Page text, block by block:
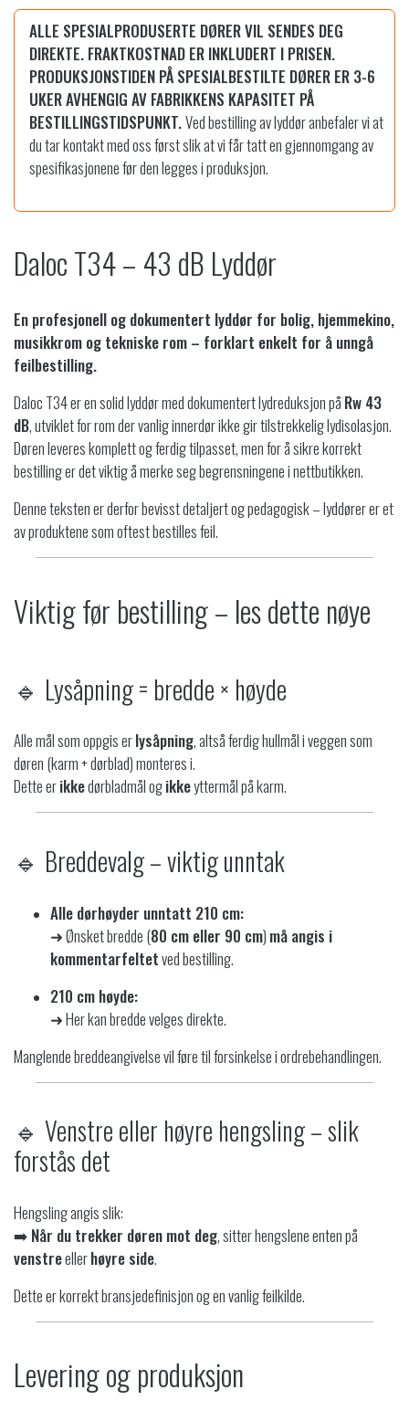
E
G
R
a
n
t
a
l
l
ALLE SPESIALPRODUSERTE DØRER VIL SENDES DEG
DIREKTE. FRAKTKOSTNAD ER INKLUDERT I PRISEN.
PRODUKSJONSTIDEN PÅ SPESIALBESTILTE DØRER ER 3-6
UKER AVHENGIG AV FABRIKKENS KAPASITET PÅ
BESTILLINGSTIDSPUNKT.Ved bestilling av lyddør anbefaler vi at
du tar kontakt med oss først slik at vi får tatt en gjennomgang av
spesifikasjonene før den legges i produksjon.
Daloc T34 – 43 dB Lyddør
En profesjonell og dokumentert lyddør for bolig, hjemmekino,
musikkrom og tekniske rom – forklart enkelt for å unngå
feilbestilling.
Daloc T34 er en solid lyddør med dokumentert lydreduksjon på Rw 43
dB, utviklet for rom der vanlig innerdør ikke gir tilstrekkelig lydisolasjon.
Døren leveres komplett og ferdig tilpasset, men for å sikre korrekt
bestilling er det viktig å merke seg begrensningene i nettbutikken.
Denne teksten er derfor bevisst detaljert og pedagogisk – lyddører er et
av produktene som oftest bestilles feil.
Viktig før bestilling – les dette nøye
🔹 Lysåpning = bredde × høyde
Alle mål som oppgis erlysåpning, altså ferdig hullmål i veggen som
døren (karm + dørblad) monteres i.
Dette erikkedørbladmål ogikkeyttermål på karm.
🔹 Breddevalg – viktig unntak
Alle dørhøyder unntatt 210 cm:
➜ Ønsket bredde (80 cm eller 90 cm) må angis i
kommentarfeltetved bestilling.
210 cm høyde:
➜ Her kan bredde velges direkte.
Manglende breddeangivelse vil føre til forsinkelse i ordrebehandlingen.
🔹 Venstre eller høyre hengsling – slik
forstås det
Hengsling angis slik:
➡️ Når du trekker døren mot deg, sitter hengslene enten på
venstreellerhøyre side.
Dette er korrekt bransjedefinisjon og en vanlig feilkilde.
Levering og produksjon